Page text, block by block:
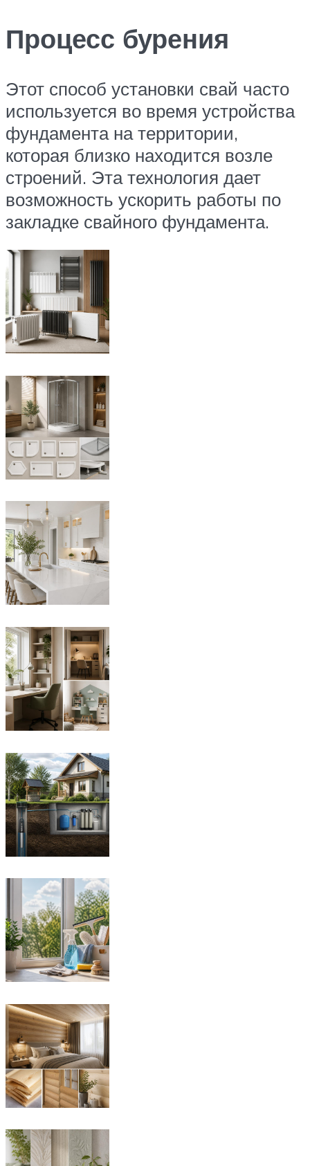
Процесс бурения
Этот способ установки свай часто
используется во время устройства
фундамента на территории,
которая близко находится возле
строений. Эта технология дает
возможность ускорить работы по
закладке свайного фундамента.